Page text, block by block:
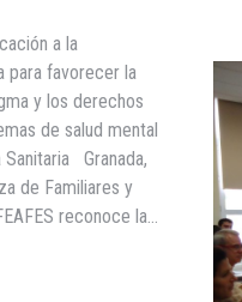
a la
para favorecer la
y los derechos
de salud mental
Granada,
de Familiares y
reconoce la…